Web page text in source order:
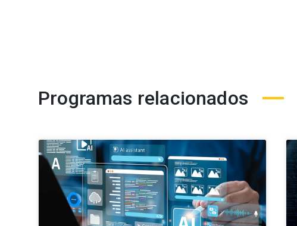
Programas relacionados